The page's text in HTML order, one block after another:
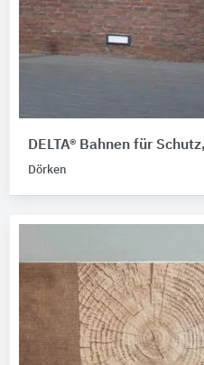
DELTA® Bahnen für
Dörken